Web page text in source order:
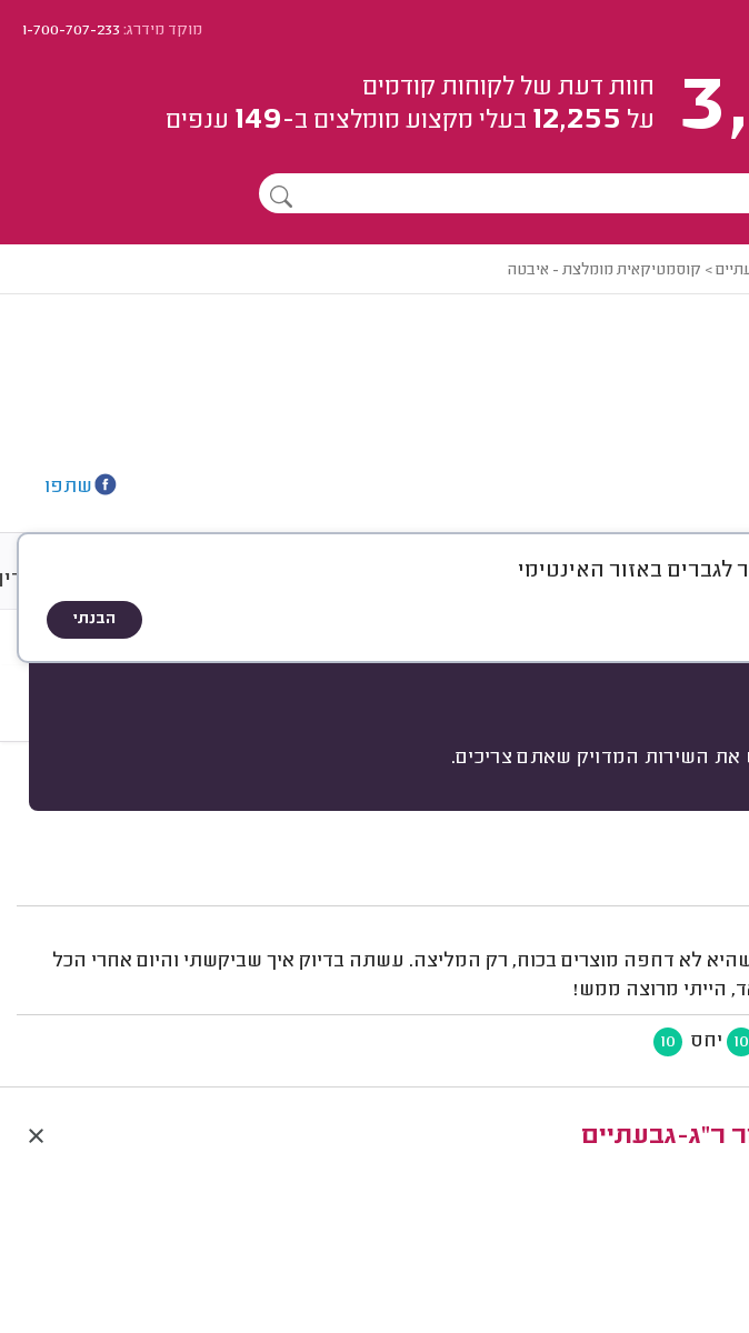
מוקד מידרג:1-700-707-233
חוות דעת של לקוחות קודמים
על 12,255 בעלי מקצוע מומלצים ב-149 ענפים
> קוסמטיקאית מומלצת - איבטה
שתפו
באזור האינטימי
הבנתי
השירות המדויק שאתם צריכים.
ממוצע שיטת
לא דחפה מוצרים בכוח, רק המליצה. עשתה בדיוק איך שביקשתי והיום אחרי הכל
הייתי מרוצה ממש!
10 יחס 10
ר"ג-גבעתיים